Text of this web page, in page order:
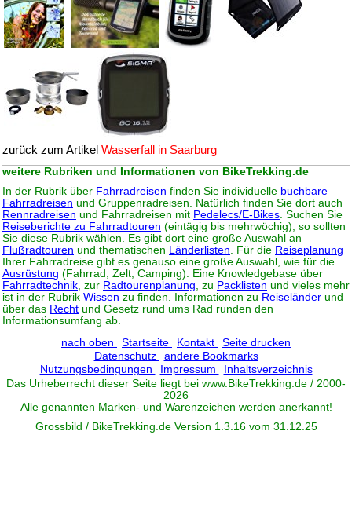
zurück zum Artikel Wasserfall in Saarburg
weitere Rubriken und Informationen von BikeTrekking.de
In der Rubrik über Fahrradreisen finden Sie individuelle buchbare
Fahrradreisen und Gruppenradreisen. Natürlich finden Sie dort auch
Rennradreisen und Fahrradreisen mit Pedelecs/E-Bikes. Suchen Sie
Reiseberichte zu Fahrradtouren (eintägig bis mehrwöchig), so sollten
Sie diese Rubrik wählen. Es gibt dort eine große Auswahl an
Flußradtouren und thematischen Länderlisten. Für die Reiseplanung
Ihrer Fahrradreise gibt es genauso eine große Auswahl, wie für die
Ausrüstung (Fahrrad, Zelt, Camping). Eine Knowledgebase über
Fahrradtechnik, zur Radtourenplanung, zu Packlisten und vieles mehr
ist in der Rubrik Wissen zu finden. Informationen zu Reiseländer und
über das Recht und Gesetz rund ums Rad runden den
Informationsumfang ab.
nach oben
Startseite Kontakt
Seite drucken
Datenschutz
andere Bookmarks
Nutzungsbedingungen
Impressum
Inhaltsverzeichnis
Das Urheberrecht dieser Seite liegt bei www. BikeTrekking.de / 2000-
2026
Alle genannten Marken- und Warenzeichen werden anerkannt!
Grossbild / BikeTrekking.de Version 1.3.16 vom 31.12.25